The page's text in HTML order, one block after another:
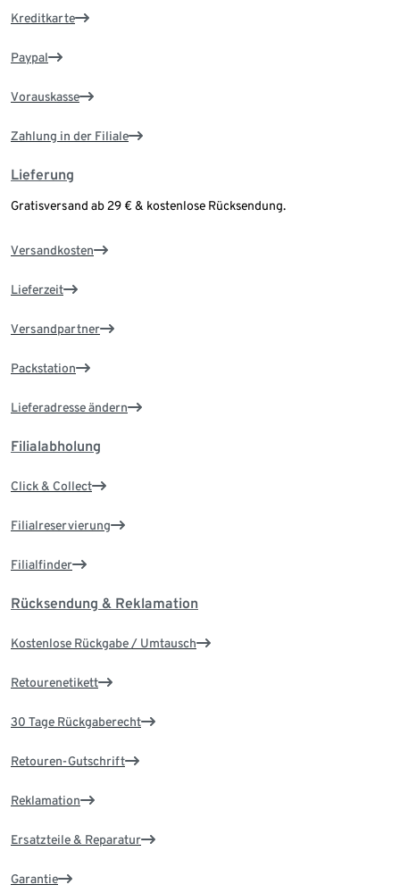
Kreditkarte
Paypal
Vorauskasse
Zahlung in der Filiale
Lieferung
Gratisversand ab 29 € & kostenlose Rücksendung.
Versandkosten
Lieferzeit
Versandpartner
Packstation
Lieferadresse ändern
Filialabholung
Click & Collect
Filialreservierung
Filialfinder
Rücksendung & Reklamation
Kostenlose Rückgabe / Umtausch
Retourenetikett
30 Tage Rückgaberecht
Retouren-Gutschrift
Reklamation
Ersatzteile & Reparatur
Garantie